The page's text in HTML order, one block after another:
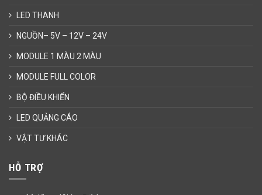
LED THANH
NGUỒN– 5V – 12V – 24V
MODULE 1 MÀU 2 MÀU
MODULE FULL COLOR
BỘ ĐIỀU KHIỂN
LED QUẢNG CÁO
VẬT TƯ KHÁC
HỖ TRỢ